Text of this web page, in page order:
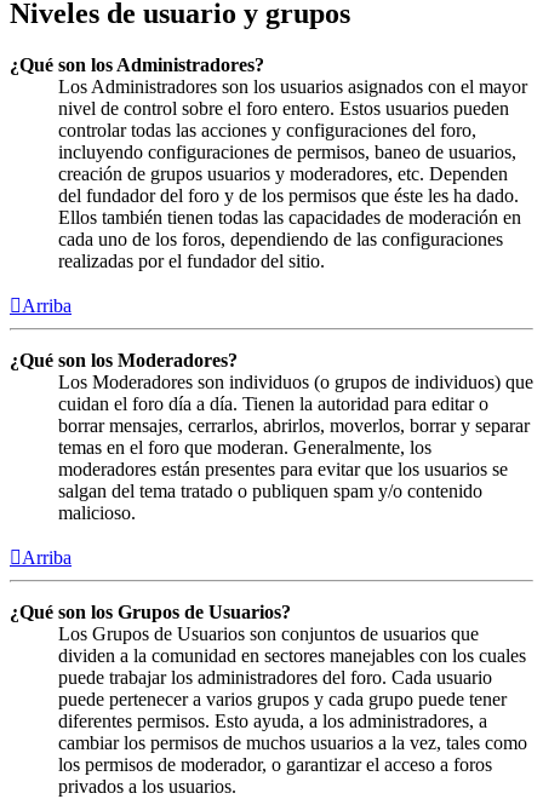
Niveles de usuario y grupos
¿Qué son los Administradores?
Los Administradores son los usuarios asignados con el mayor
nivel de control sobre el foro entero. Estos usuarios pueden
controlar todas las acciones y configuraciones del foro,
incluyendo configuraciones de permisos, baneo de usuarios,
creación de grupos usuarios y moderadores, etc. Dependen
del fundador del foro y de los permisos que éste les ha dado.
Ellos también tienen todas las capacidades de moderación en
cada uno de los foros, dependiendo de las configuraciones
realizadas por el fundador del sitio.
Arriba
¿Qué son los Moderadores?
Los Moderadores son individuos (o grupos de individuos) que
cuidan el foro día a día. Tienen la autoridad para editar o
borrar mensajes, cerrarlos, abrirlos, moverlos, borrar y separar
temas en el foro que moderan. Generalmente, los
moderadores están presentes para evitar que los usuarios se
salgan del tema tratado o publiquen spam y/o contenido
malicioso.
Arriba
¿Qué son los Grupos de Usuarios?
Los Grupos de Usuarios son conjuntos de usuarios que
dividen a la comunidad en sectores manejables con los cuales
puede trabajar los administradores del foro. Cada usuario
puede pertenecer a varios grupos y cada grupo puede tener
diferentes permisos. Esto ayuda, a los administradores, a
cambiar los permisos de muchos usuarios a la vez, tales como
los permisos de moderador, o garantizar el acceso a foros
privados a los usuarios.